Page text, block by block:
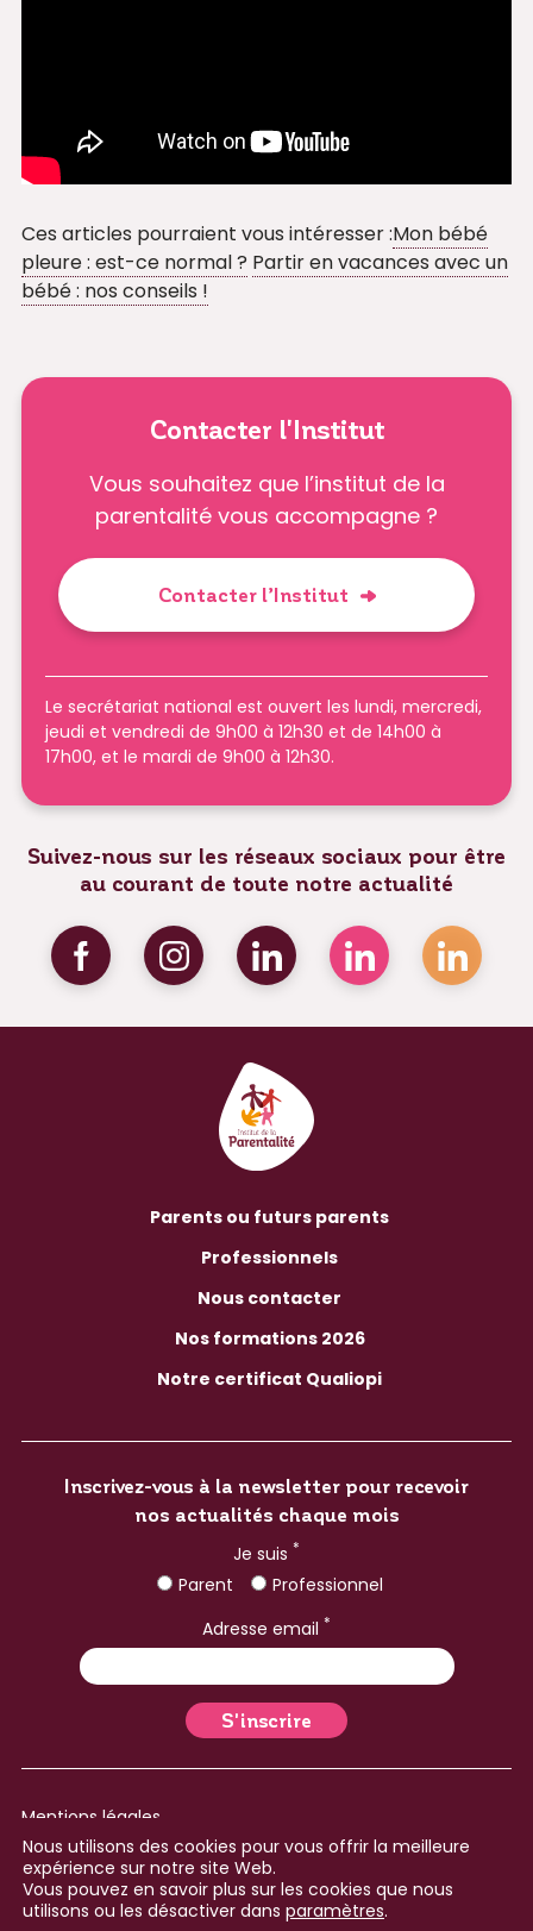
Ces articles pourraient vous intéresser :Mon bébé
pleure : est-ce normal ? Partir en vacances avec un
bébé : nos conseils !
Contacter l'Institut
Vous souhaitez que l’institut de la
parentalité vous accompagne ?
Contacter l’Institut
Le secrétariat national est ouvert les lundi, mercredi,
jeudi et vendredi de 9h00 à 12h30 et de 14h00 à
17h00, et le mardi de 9h00 à 12h30.
Suivez-nous sur les réseaux sociaux pour être
au courant de toute notre actualité
Parents ou futurs parents
Professionnels
Nous contacter
Nos formations 2026
Notre certificat Qualiopi
Inscrivez-vous à la newsletter pour recevoir
nos actualités chaque mois
Je suis *
Parent
Professionnel
Adresse email *
Mentions légales
Plan du site
Réalisé avec ♥ par leCollectif Cosme
Nous utilisons des cookies pour vous offrir la meilleure
expérience sur notre site Web.
Vous pouvez en savoir plus sur les cookies que nous
utilisons ou les désactiver dans paramètres.